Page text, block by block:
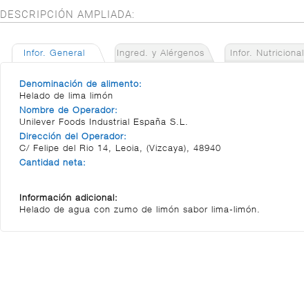
DESCRIPCIÓN AMPLIADA:
Infor. General Ingred. y Alérgenos Infor. Nutricional
Denominación de alimento:
Helado de lima limón
Nombre de Operador:
Unilever Foods Industrial España S.L.
Dirección del Operador:
C/ Felipe del Rio 14, Leoia, (Vizcaya), 48940
Cantidad neta:
Información adicional:
Helado de agua con zumo de limón sabor lima-limón.